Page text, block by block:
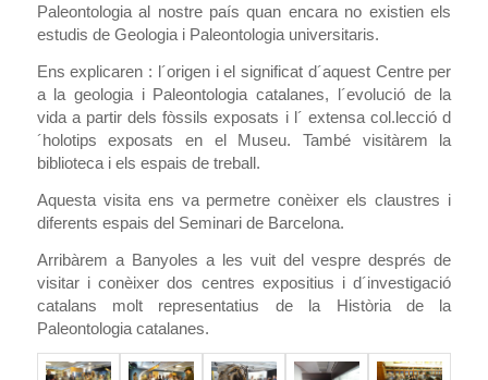
Paleontologia al nostre país quan encara no existien els
estudis de Geologia i Paleontologia universitaris.
Ens explicaren : l´origen i el significat d´aquest Centre per
a la geologia i Paleontologia catalanes, l´evolució de la
vida a partir dels fòssils exposats i l´ extensa col.lecció d
´holotips exposats en el Museu. També visitàrem la
biblioteca i els espais de treball.
Aquesta visita ens va permetre conèixer els claustres i
diferents espais del Seminari de Barcelona.
Arribàrem a Banyoles a les vuit del vespre després de
visitar i conèixer dos centres expositius i d´investigació
catalans molt representatius de la Història de la
Paleontologia catalanes.